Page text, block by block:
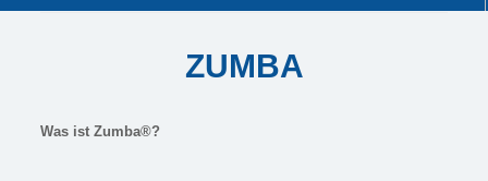
ZUMBA
Was ist Zumba®?